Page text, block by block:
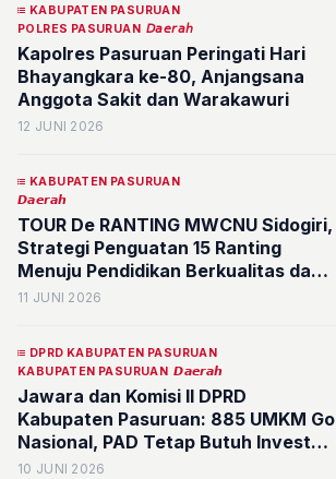
KABUPATEN PASURUAN
POLRES PASURUAN 𝘋𝘢𝘦𝘳𝘢𝘩
Kapolres Pasuruan Peringati Hari
Bhayangkara ke-80, Anjangsana
Anggota Sakit dan Warakawuri
12 JUNI 2026
KABUPATEN PASURUAN
𝘿𝙖𝙚𝙧𝙖𝙝
TOUR De RANTING MWCNU Sidogiri,
Strategi Penguatan 15 Ranting
Menuju Pendidikan Berkualitas dan
Kemandirian Ekonomi
11 JUNI 2026
DPRD KABUPATEN PASURUAN
KABUPATEN PASURUAN 𝘿𝙖𝙚𝙧𝙖𝙝
Jawara dan Komisi II DPRD
Kabupaten Pasuruan: 885 UMKM Go
Nasional, PAD Tetap Butuh Investasi
Multinasional
10 JUNI 2026